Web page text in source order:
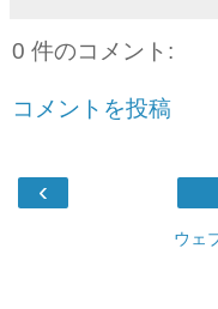
0 件のコメント:
コメントを投稿
‹
ウェ